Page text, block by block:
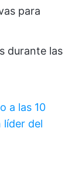
para
durante las
a las 10
del